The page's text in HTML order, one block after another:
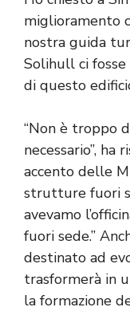
miglioramento
nostra guida
Solihull ci fosse
di questo
“Non è troppo
necessario”,
accento delle
strutture fuori
avevamo
fuori sede.”
destinato ad
trasformerà in
la formazione